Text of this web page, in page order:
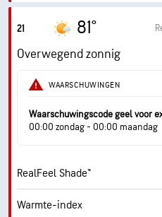
Max. UV-index
Windstoten
Vochtigheid
Dauwpunt
Wolkendek
Zicht
21 81°
Overwegend zonnig
WAARSCHUWINGEN
Waarschuwingscode geel voor
00:00 zondag - 00:00 maandag
RealFeel Shade™
Warmte-index